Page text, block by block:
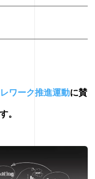
ワーク推進運動に賛
。